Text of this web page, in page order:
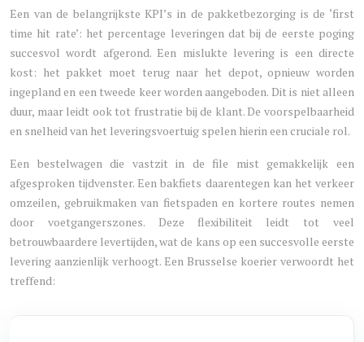
Een van de belangrijkste KPI’s in de pakketbezorging is de ‘first
time hit rate’: het percentage leveringen dat bij de eerste poging
succesvol wordt afgerond. Een mislukte levering is een directe
kost: het pakket moet terug naar het depot, opnieuw worden
ingepland en een tweede keer worden aangeboden. Dit is niet alleen
duur, maar leidt ook tot frustratie bij de klant. De voorspelbaarheid
en snelheid van het leveringsvoertuig spelen hierin een cruciale rol.
Een bestelwagen die vastzit in de file mist gemakkelijk een
afgesproken tijdvenster. Een bakfiets daarentegen kan het verkeer
omzeilen, gebruikmaken van fietspaden en kortere routes nemen
door voetgangerszones. Deze flexibiliteit leidt tot veel
betrouwbaardere levertijden, wat de kans op een succesvolle eerste
levering aanzienlijk verhoogt. Een Brusselse koerier verwoordt het
treffend: